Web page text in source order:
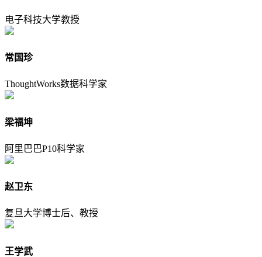
电子科技大学教授
常国珍
ThoughtWorks数据科学家
梁福坤
阿里巴巴P10科学家
赵卫东
复旦大学博士后、教授
王学武